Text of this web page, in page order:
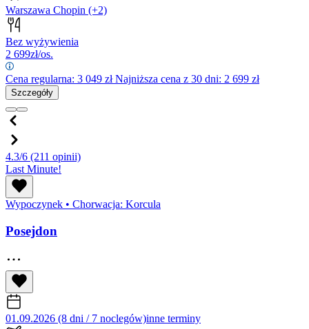
Warszawa Chopin (+2)
Bez wyżywienia
2 699zł/os.
Cena regularna: 3 049 złNajniższa cena z 30 dni: 2 699 zł
Szczegóły
4.3/6 (211 opinii)
Last Minute!
Wypoczynek • Chorwacja: Korcula
Posejdon
01.09.2026 (8 dni / 7 noclegów)inne terminy